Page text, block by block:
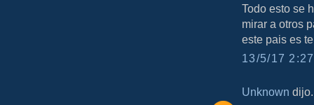
Todo esto se
mirar a otros
este pais es
13/5/17
Unknown